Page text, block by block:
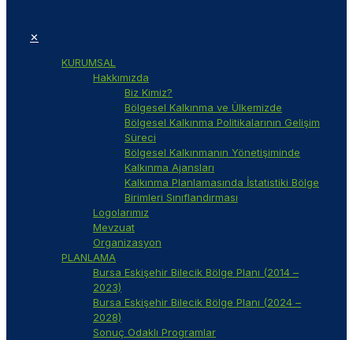
✕
KURUMSAL
Hakkımızda
Biz Kimiz?
Bölgesel Kalkınma ve Ülkemizde
Bölgesel Kalkınma Politikalarının Gelişim
Süreci
Bölgesel Kalkınmanın Yönetişiminde
Kalkınma Ajansları
Kalkınma Planlamasında İstatistiki Bölge
Birimleri Sınıflandırması
Logolarımız
Mevzuat
Organizasyon
PLANLAMA
Bursa Eskişehir Bilecik Bölge Planı (2014 –
2023)
Bursa Eskişehir Bilecik Bölge Planı (2024 –
2028)
Sonuç Odaklı Programlar